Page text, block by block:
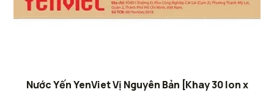
Nước Yến YenViet Vị Nguyên Bản [Khay 30 lon x